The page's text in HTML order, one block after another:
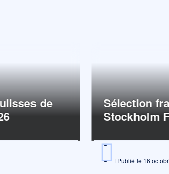
de
Sélection
Stockholm
Publié le 16